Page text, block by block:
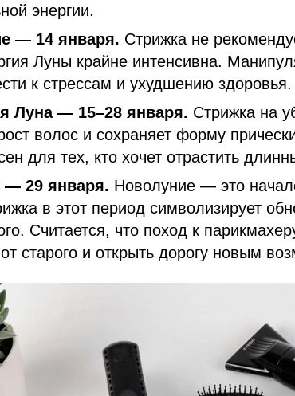
энергии.
— 14 января. Стрижка не
Луны крайне интенсивна.
к стрессам и ухудшению здоровья.
Луна — 15–28 января. Стрижка на
волос и сохраняет форму
для тех, кто хочет отрастить
— 29 января. Новолуние — это
в этот период символизирует
Считается, что поход к
старого и открыть дорогу новым